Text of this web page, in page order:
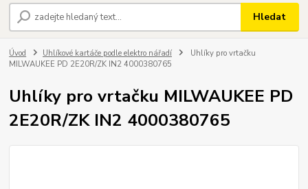
Hledat
Úvod Uhlíkové kartáče podle elektro nářadí
Uhlíky pro vrtačku
MILWAUKEE PD 2E20R/ZK IN2 4000380765
Uhlíky pro vrtačku MILWAUKEE PD
2E20R/ZK IN2 4000380765